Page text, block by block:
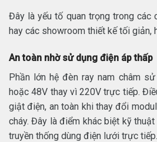
Đây là yếu tố quan trọng trong các
hay các showroom thiết kế tối giản,
An toàn nhờ sử dụng điện áp thấp
Phần lớn hệ đèn ray nam châm
hoặc 48V thay vì 220V trực tiếp.
giật điện, an toàn khi thay đổi
cháy. Đây là điểm khác biệt kỹ
truyền thống dùng điện lưới trực tiếp.